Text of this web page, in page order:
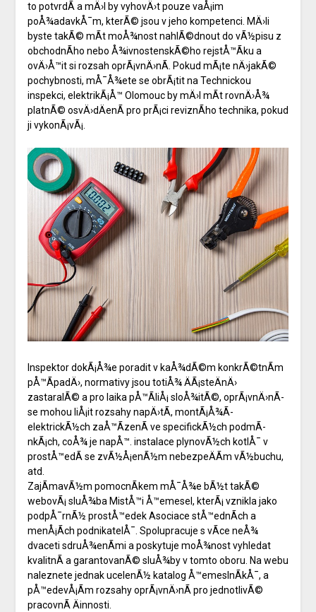
to potvrdÃ­ a mÄ›l by vyhovÄ›t pouze vaÅ¡im
poÅ¾adavkÅ¯m, kterÃ© jsou v jeho kompetenci. MÄ›li
byste takÃ© mÃ­t moÅ¾nost nahlÃ©dnout do vÃ½pisu z
obchodnÃ­ho nebo Å¾ivnostenskÃ©ho rejstÅ™Ã­ku a
ovÄ›Å™it si rozsah oprÃ¡vnÄ›nÃ­. Pokud mÃ¡te nÄ›jakÃ©
pochybnosti, mÅ¯Å¾ete se obrÃ¡tit na Technickou
inspekci, elektrikÃ¡Å™ Olomoucby mÄ›l mÃ­t rovnÄ›Å¾
platnÃ© osvÄ›dÄenÃ­ pro prÃ¡ci reviznÃ­ho technika, pokud
ji vykonÃ¡vÃ¡.
Inspektor dokÃ¡Å¾e poradit v kaÅ¾dÃ©m konkrÃ©tnÃ­m
pÅ™Ã­padÄ›, normativy jsou totiÅ¾ ÄÃ¡steÄnÄ›
zastaralÃ© a pro laika pÅ™Ã­liÅ¡ sloÅ¾itÃ©, oprÃ¡vnÄ›nÃ­
se mohou liÅ¡it rozsahy napÄ›tÃ­, montÃ¡Å¾Ã­
elektrickÃ½ch zaÅ™Ã­zenÃ­ ve specifickÃ½ch podmÃ­
nkÃ¡ch, coÅ¾ je napÅ™. instalace plynovÃ½ch kotlÅ¯ v
prostÅ™edÃ­ se zvÃ½Å¡enÃ½m nebezpeÄÃ­m vÃ½buchu,
atd.
ZajÃ­mavÃ½m pomocnÃ­kem mÅ¯Å¾e bÃ½t takÃ©
webovÃ¡ sluÅ¾ba MistÅ™i Å™emesel, kterÃ¡ vznikla jako
podpÅ¯rnÃ½ prostÅ™edek Asociace stÅ™ednÃ­ch a
menÅ¡Ã­ch podnikatelÅ¯. Spolupracuje s vÃ­ce neÅ¾
dvaceti sdruÅ¾enÃ­mi a poskytuje moÅ¾nost vyhledat
kvalitnÃ­ a garantovanÃ© sluÅ¾by v tomto oboru. Na webu
naleznete jednak ucelenÃ½ katalog Å™emeslnÃ­kÅ¯, a
pÅ™edevÅ¡Ã­m rozsahy oprÃ¡vnÄ›nÃ­ pro jednotlivÃ©
pracovnÃ­ Äinnosti.